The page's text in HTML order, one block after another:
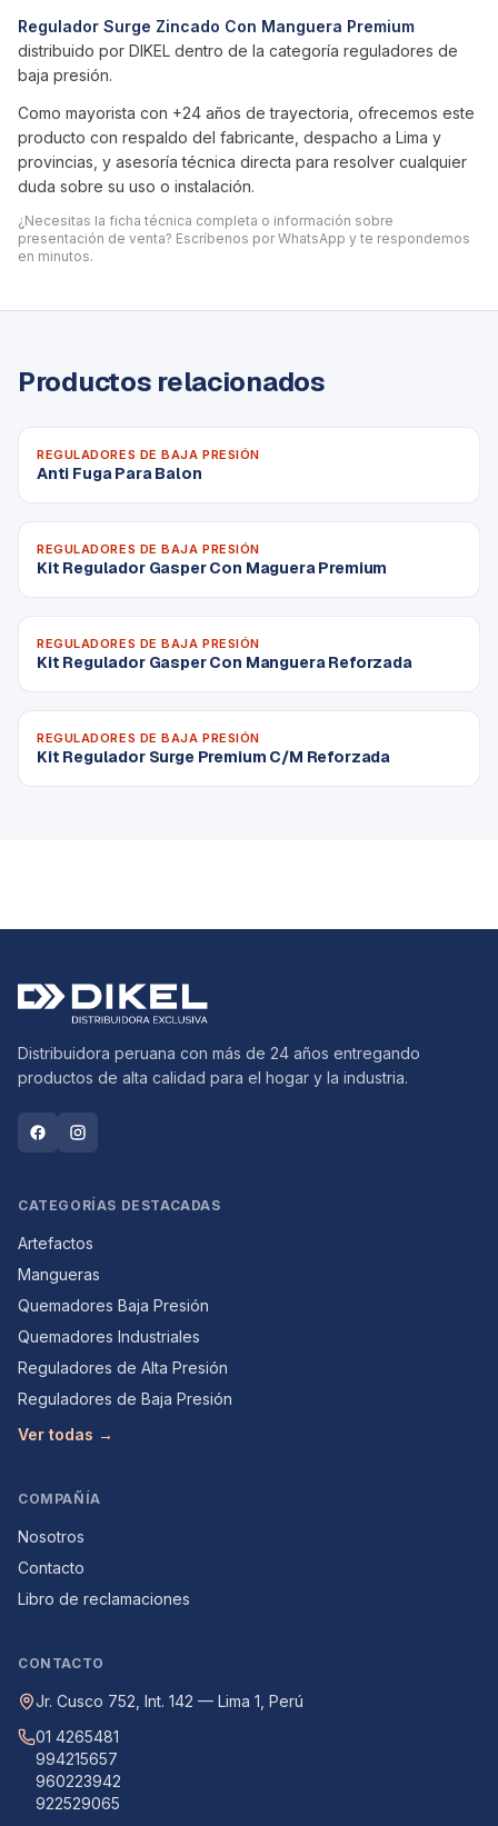
Regulador Surge Zincado Con Manguera Premium
distribuido por DIKEL dentro de la categoría reguladores de
baja presión.
Como mayorista con +24 años de trayectoria, ofrecemos este
producto con respaldo del fabricante, despacho a Lima y
provincias, y asesoría técnica directa para resolver cualquier
duda sobre su uso o instalación.
¿Necesitas la ficha técnica completa o información sobre
presentación de venta? Escríbenos por WhatsApp y te respondemos
en minutos.
Productos relacionados
REGULADORES DE BAJA PRESIÓN
Anti Fuga Para Balon
REGULADORES DE BAJA PRESIÓN
Kit Regulador Gasper Con Maguera Premium
REGULADORES DE BAJA PRESIÓN
Kit Regulador Gasper Con Manguera Reforzada
REGULADORES DE BAJA PRESIÓN
Kit Regulador Surge Premium C/M Reforzada
Distribuidora peruana con más de 24 años entregando
productos de alta calidad para el hogar y la industria.
CATEGORÍAS DESTACADAS
Artefactos
Mangueras
Quemadores Baja Presión
Quemadores Industriales
Reguladores de Alta Presión
Reguladores de Baja Presión
Ver todas →
COMPAÑÍA
Nosotros
Contacto
Libro de reclamaciones
CONTACTO
Jr. Cusco 752, Int. 142 — Lima 1, Perú
01 4265481
994215657
960223942
922529065